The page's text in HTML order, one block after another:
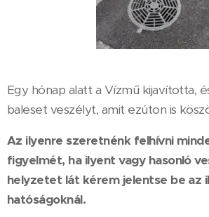
Egy hónap alatt a Vízmű kijavította,
baleset veszélyt, amit ezúton is
Az ilyenre szeretnénk felhívni
figyelmét, ha ilyent vagy hasonló
helyzetet lát kérem jelentse be az
hatóságoknál.